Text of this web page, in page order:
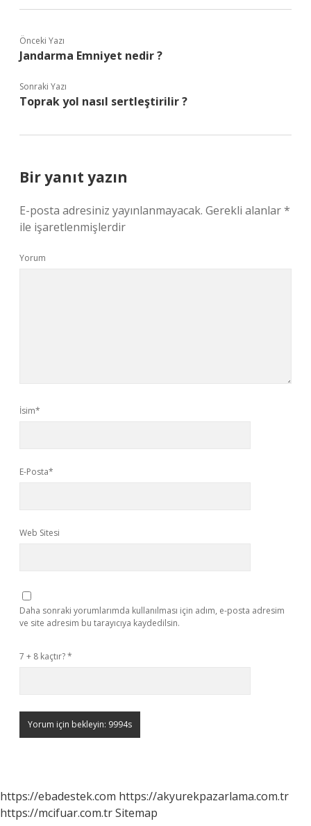
Önceki Yazı
Jandarma Emniyet nedir ?
Sonraki Yazı
Toprak yol nasıl sertleştirilir ?
Bir yanıt yazın
E-posta adresiniz yayınlanmayacak. Gerekli alanlar*
ile işaretlenmişlerdir
Yorum
İsim*
E-Posta*
Web Sitesi
Daha sonraki yorumlarımda kullanılması için adım, e-posta adresim
ve site adresim bu tarayıcıya kaydedilsin.
7 + 8 kaçtır?*
https://ebadestek.com https://akyurekpazarlama.com.tr
https://mcifuar.com.trSitemap